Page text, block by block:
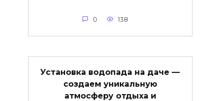
0 138
Установка водопада на даче —
создаем уникальную
атмосферу отдыха и